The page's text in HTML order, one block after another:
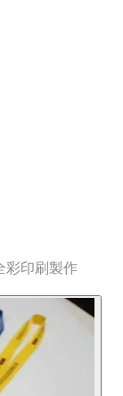
彩印刷製作